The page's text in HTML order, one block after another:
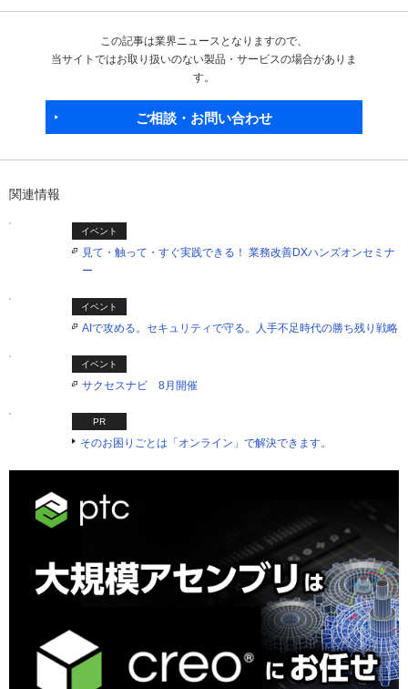
この記事は業界ニュースとなりますので、
当サイトではお取り扱いのない製品・サービスの場合がありま
す。
ご相談・お問い合わせ
関連情報
イベント
見て・触って・すぐ実践できる！ 業務改善DXハンズオンセミナ
ー
イベント
AIで攻める。セキュリティで守る。人手不足時代の勝ち残り戦略
イベント
サクセスナビ 8月開催
PR
そのお困りごとは「オンライン」で解決できます。